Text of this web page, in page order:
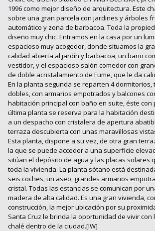
1996 como mejor diseño de arquitectura. Este
sobre una gran parcela con jardines y árboles
automático y zona de barbacoa. Toda la
diseño muy chic. Entramos en la casa por un
espacioso muy acogedor, donde situamos la
calidad abierta al jardín y barbacoa, un baño
vestidor, y el espacioso salón comedor con
de doble acristalamiento de Fume, que le da
En la planta segunda se reparten 4 dormitorios,
dobles, con armarios empotrados y balcones
habitación principal con baño en suite, éste con
última planta se reserva para la habitación
a un despacho con cristalera de apertura
terraza descubierta con unas maravillosas
Esta planta, dispone a su vez, de otra gran
la que se puede acceder a una superficie
sitúan el depósito de agua y las placas solares
toda la vivienda. La planta sótano está
seis coches, un aseo, grandes armarios
cristal. Todas las estancias se comunican por
madera de alta calidad. Es una gran vivienda,
construcción, la mejor ubicación por su
Santa Cruz le brinda la oportunidad de vivir con
chalé dentro de la ciudad.[IW]